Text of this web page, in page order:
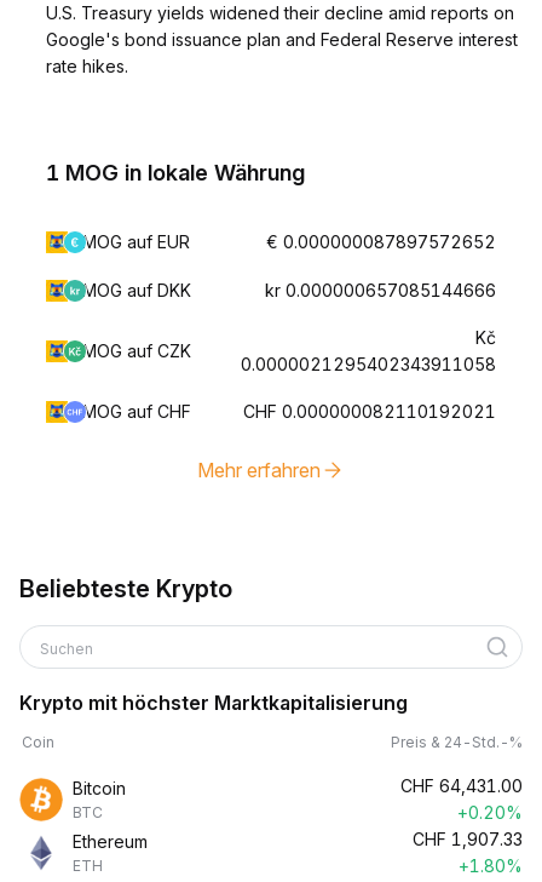
U.S. Treasury yields widened their decline amid reports on
Google's bond issuance plan and Federal Reserve interest
rate hikes.
1 MOG in lokale Währung
MOG auf EUR € 0.000000087897572652
MOG auf DKK kr 0.000000657085144666
MOG auf CZK
Kč
0.0000021295402343911058
MOG auf CHF CHF 0.000000082110192021
Mehr erfahren
Beliebteste Krypto
Suchen
Krypto mit höchster Marktkapitalisierung
Coin Preis & 24-Std.-%
Bitcoin
BTC
CHF 64,431.00
+0.20%
Ethereum
ETH
CHF 1,907.33
+1.80%